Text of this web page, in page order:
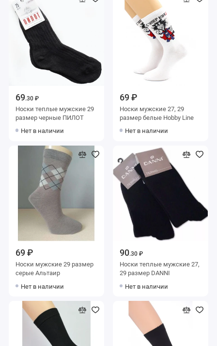
69.30 ₽
Носки теплые мужские 29
размер черные ПИЛОТ
Нет в наличии
69 ₽
Носки мужские 27, 29
размер белые Hobby Line
Нет в наличии
69 ₽
Носки мужские 29 размер
серые Альтаир
Нет в наличии
90.30 ₽
Носки теплые мужские 27,
29 размер DANNI
Нет в наличии